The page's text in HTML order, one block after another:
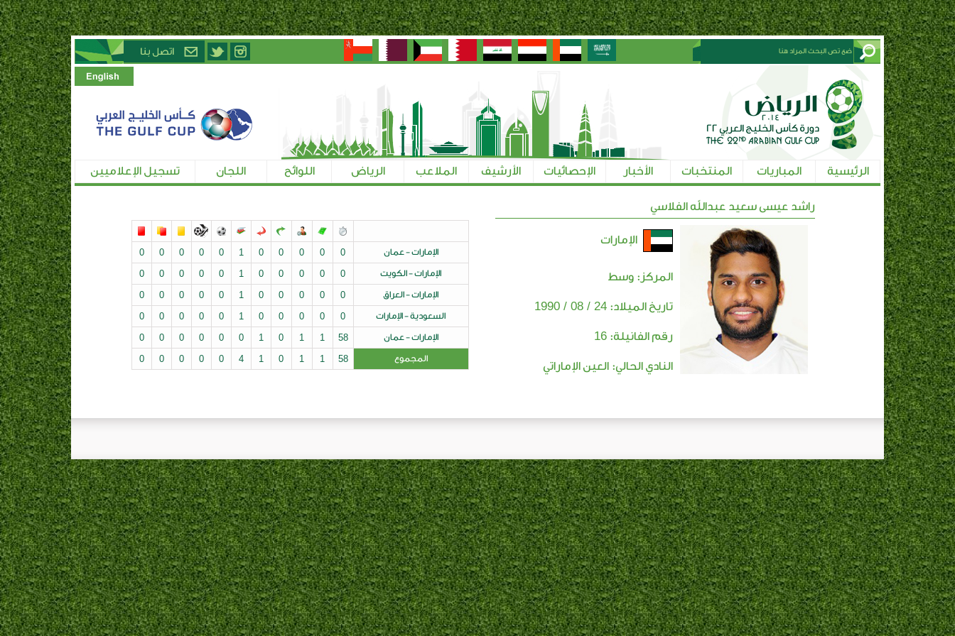
الرئيسية المباريات المنتخبات الأخبار الإحصائيات الأرشيف الملاعب الرياض اللوائح اللجان تسجيل الإعلاميين
راشد عيسى سعيد عبدالله الفلاسي
الإمارات
المركز: وسط
تاريخ الميلاد: 24 / 08 / 1990
رقم الفانيلة: 16
النادي الحالي: العين الإماراتي
الإمارات - عمان 0
0
0
0
0
1
0
0
0
0
0
الإمارات - الكويت 0
0
0
0
0
1
0
0
0
0
0
الإمارات - العراق 0
0
0
0
0
1
0
0
0
0
0
السعودية - الإمارات 0
0
0
0
0
1
0
0
0
0
0
الإمارات - عمان 58
1
1
0
1
0
0
0
0
0
0
المجموع 58
1
1
0
1
4
0
0
0
0
0